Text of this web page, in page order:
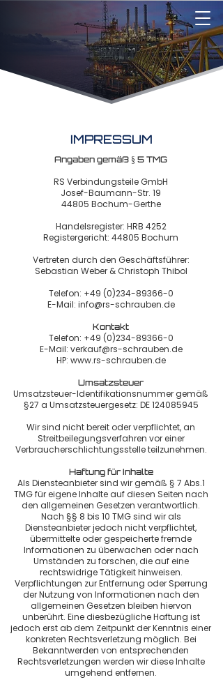
IMPRESSUM
Angaben gemäß § 5 TMG
RS Verbindungsteile GmbH
Josef-Baumann-Str. 19
44805 Bochum-Gerthe
Handelsregister: HRB 4252
Registergericht: 44805 Bochum
Vertreten durch den Geschäftsführer:
Sebastian Weber & Christoph Thibol
Telefon: +49 (0)234-89366-0
E-Mail: info@rs-schrauben.de
Kontakt
Telefon: +49 (0)234-89366-0
E-Mail: verkauf@rs-schrauben.de
HP: www.rs-schrauben.de
Umsatzsteuer
Umsatzsteuer-Identifikationsnummer gemäß
§27 a Umsatzsteuergesetz: DE124085945
Wir sind nicht bereit oder verpflichtet, an
Streitbeilegungsverfahren vor einer
Verbraucherschlichtungsstelle teilzunehmen.
Haftung für Inhalte
Als Diensteanbieter sind wir gemäß § 7 Abs.1
TMG für eigene Inhalte auf diesen Seiten nach
den allgemeinen Gesetzen verantwortlich.
Nach §§ 8 bis 10 TMG sind wir als
Diensteanbieter jedoch nicht verpflichtet,
übermittelte oder gespeicherte fremde
Informationen zu überwachen oder nach
Umständen zu forschen, die auf eine
rechtswidrige Tätigkeit hinweisen.
Verpflichtungen zur Entfernung oder Sperrung
der Nutzung von Informationen nach den
allgemeinen Gesetzen bleiben hiervon
unberührt. Eine diesbezügliche Haftung ist
jedoch erst ab dem Zeitpunkt der Kenntnis einer
konkreten Rechtsverletzung möglich. Bei
Bekanntwerden von entsprechenden
Rechtsverletzungen werden wir diese Inhalte
umgehend entfernen.